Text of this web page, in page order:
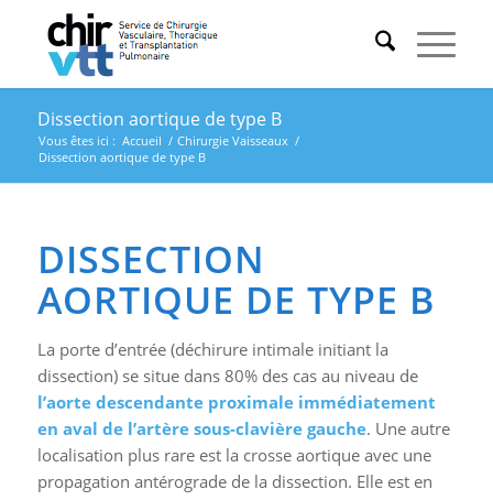
Dissection aortique de type B
Vous êtes ici : Accueil / Chirurgie Vaisseaux /
Dissection aortique de type B
DISSECTION
AORTIQUE DE TYPE B
La porte d’entrée (déchirure intimale initiant la
dissection) se situe dans 80% des cas au niveau de
l’aorte descendante proximale immédiatement
en aval de l’artère sous-clavière gauche. Une autre
localisation plus rare est la crosse aortique avec une
propagation antérograde de la dissection. Elle est en